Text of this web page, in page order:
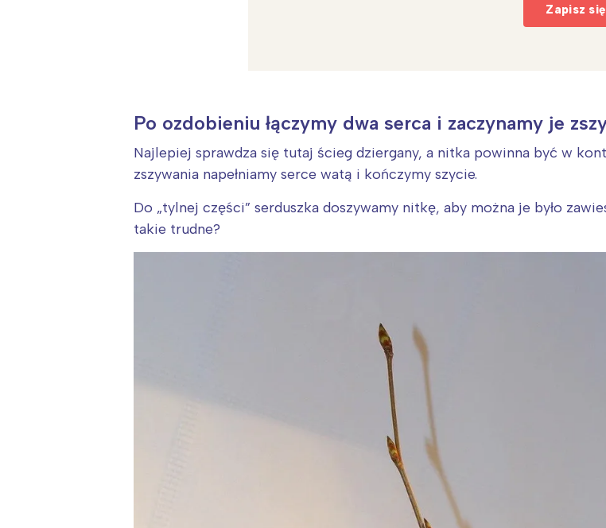
Zapisz
Po ozdobieniu łączymy dwa serca i zaczynamy je
Najlepiej sprawdza się tutaj ścieg dziergany, a nitka powinna być w
zszywania napełniamy serce watą i kończymy szycie.
Do „tylnej części” serduszka doszywamy nitkę, aby można je było
takie trudne?
Interesują mnie wydarzenia
Łódź